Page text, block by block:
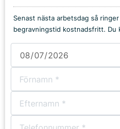
Senast nästa arbetsdag så
begravningstid kostnadsfritt. Du